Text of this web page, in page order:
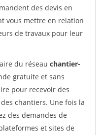
des devis en
vous mettre en relation
de travaux pour leur
du réseau chantier-
gratuite et sans
pour recevoir des
chantiers. Une fois la
des demandes de
et sites de